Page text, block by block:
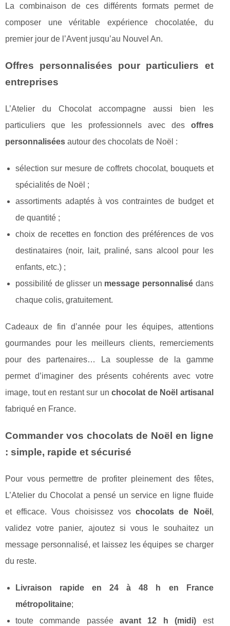
La combinaison de ces différents formats permet de
composer une véritable expérience chocolatée, du
premier jour de l’Avent jusqu’au Nouvel An.
Offres personnalisées pour particuliers et
entreprises
L’Atelier du Chocolat accompagne aussi bien les
particuliers que les professionnels avec des offres
personnalisées autour des chocolats de Noël :
sélection sur mesure de coffrets chocolat, bouquets et
spécialités de Noël ;
assortiments adaptés à vos contraintes de budget et
de quantité ;
choix de recettes en fonction des préférences de vos
destinataires (noir, lait, praliné, sans alcool pour les
enfants, etc.) ;
possibilité de glisser un message personnalisé dans
chaque colis, gratuitement.
Cadeaux de fin d’année pour les équipes, attentions
gourmandes pour les meilleurs clients, remerciements
pour des partenaires… La souplesse de la gamme
permet d’imaginer des présents cohérents avec votre
image, tout en restant sur unchocolat de Noël artisanal
fabriqué en France.
Commander vos chocolats de Noël en ligne
: simple, rapide et sécurisé
Pour vous permettre de profiter pleinement des fêtes,
L’Atelier du Chocolat a pensé un service en ligne fluide
et efficace. Vous choisissez voschocolats de Noël ,
validez votre panier, ajoutez si vous le souhaitez un
message personnalisé, et laissez les équipes se charger
du reste.
Livraison rapide en 24 à 48 h en France
métropolitaine;
toute commande passéeavant 12 h (midi) est